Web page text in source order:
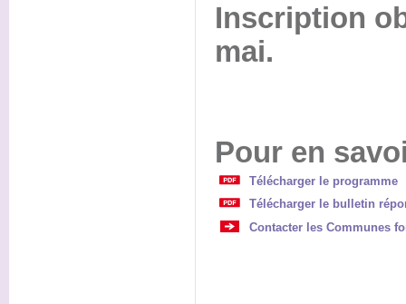
Inscription
mai.
Pour en
Télécharger le programme
Télécharger le bulletin
Contacter les Communes